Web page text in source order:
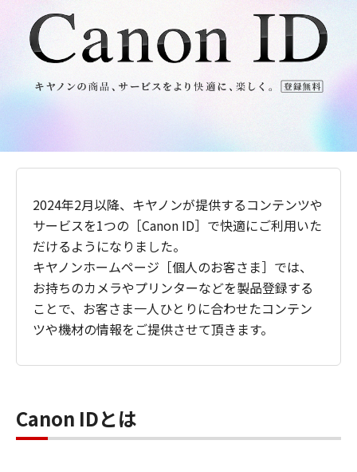
2024年2月以降、キヤノンが提供するコンテンツや
サービスを1つの［Canon ID］で快適にご利用いた
だけるようになりました。
キヤノンホームページ［個人のお客さま］では、
お持ちのカメラやプリンターなどを製品登録する
ことで、お客さま一人ひとりに合わせたコンテン
ツや機材の情報をご提供させて頂きます。
Canon IDとは